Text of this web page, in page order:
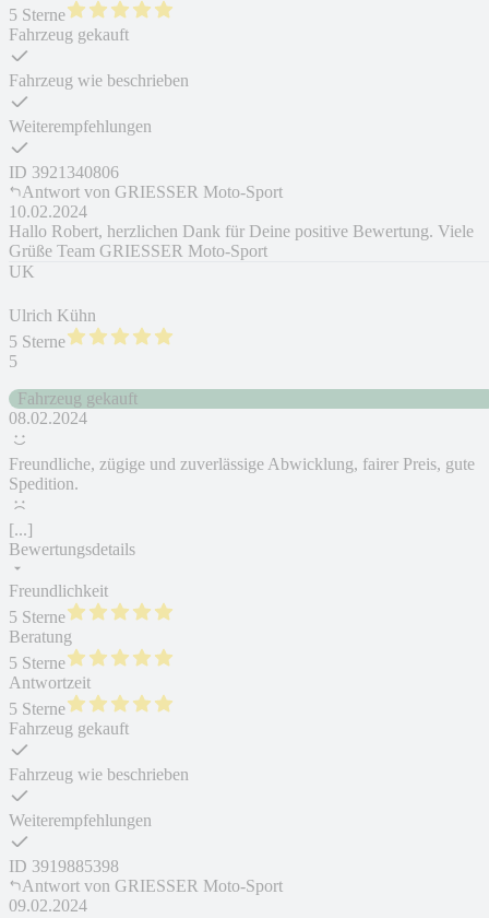
5 Sterne
Fahrzeug gekauft
Fahrzeug wie beschrieben
Weiterempfehlungen
ID 3921340806
Antwort von GRIESSER Moto-Sport
10.02.2024
Hallo Robert, herzlichen Dank für Deine positive Bewertung. Viele
Grüße Team GRIESSER Moto-Sport
UK
Ulrich Kühn
5 Sterne
5
Fahrzeug gekauft
08.02.2024
Freundliche, zügige und zuverlässige Abwicklung, fairer Preis, gute
Spedition.
[...]
Bewertungsdetails
Freundlichkeit
5 Sterne
Beratung
5 Sterne
Antwortzeit
5 Sterne
Fahrzeug gekauft
Fahrzeug wie beschrieben
Weiterempfehlungen
ID 3919885398
Antwort von GRIESSER Moto-Sport
09.02.2024